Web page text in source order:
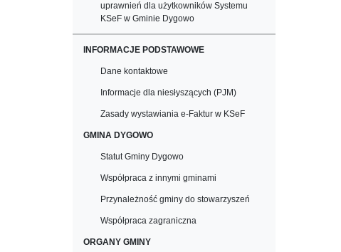
uprawnień dla użytkowników Systemu
KSeF w Gminie Dygowo
INFORMACJE PODSTAWOWE
Dane kontaktowe
Informacje dla niesłyszących (PJM)
Zasady wystawiania e-Faktur w KSeF
GMINA DYGOWO
Statut Gminy Dygowo
Współpraca z innymi gminami
Przynależność gminy do stowarzyszeń
Współpraca zagraniczna
ORGANY GMINY